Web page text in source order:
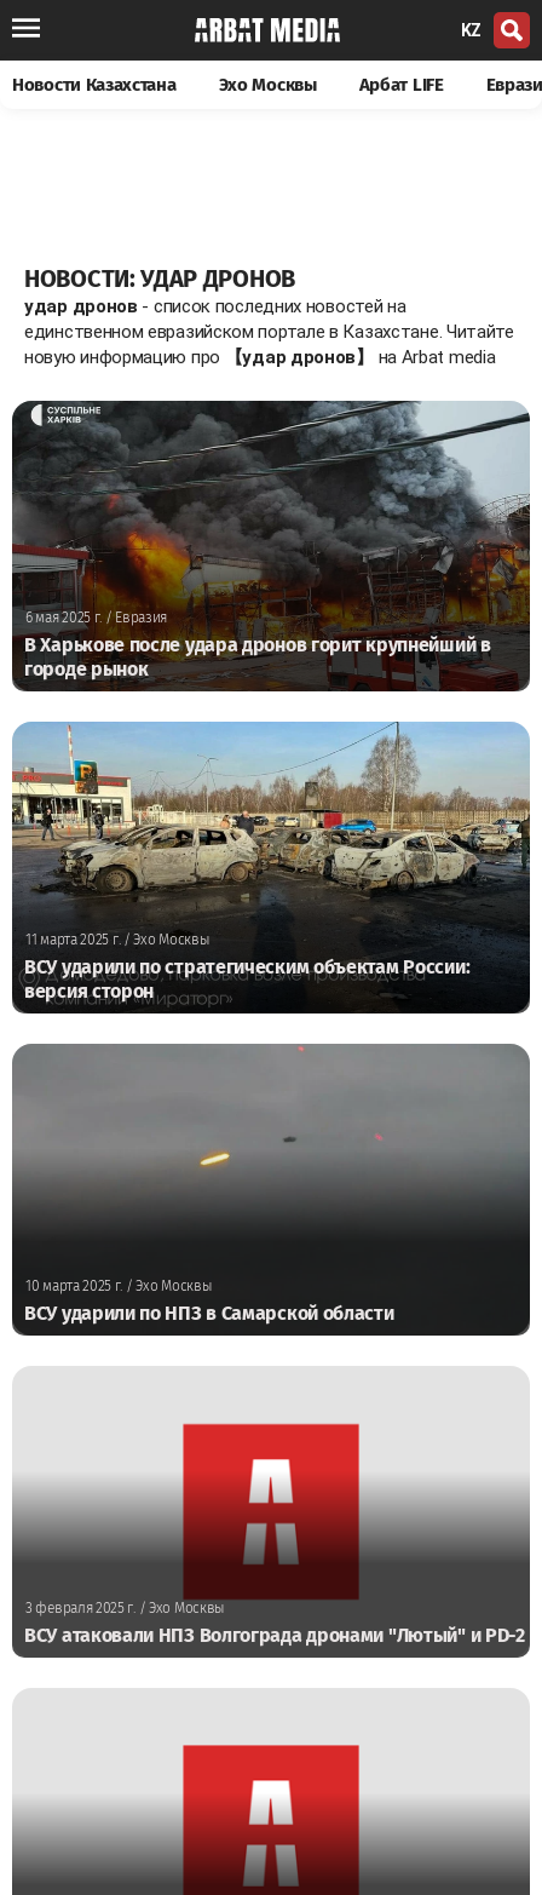
KZ
Новости Казахстана Эхо Москвы Арбат LIFE
НОВОСТИ: УДАР ДРОНОВ
удар дронов - список последних новостей на
единственном евразийском портале в Казахстане. Читайте
новую информацию про
【удар дронов】 на Arbat media
6 мая 2025 г. / Евразия
В Харькове после удара дронов горит крупнейший в
городе рынок
11 марта 2025 г./ Эхо Москвы
ВСУ ударили по стратегическим объектам России:
версия сторон
10 марта 2025 г. / Эхо Москвы
ВСУ ударили по НПЗ в Самарской области
3 февраля 2025 г. / Эхо Москвы
ВСУ атаковали НПЗ Волгограда дронами "Лютый" и PD-2